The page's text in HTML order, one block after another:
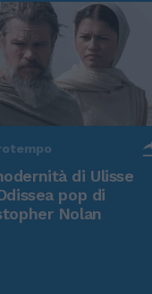
di Ulisse
pop di
Nolan